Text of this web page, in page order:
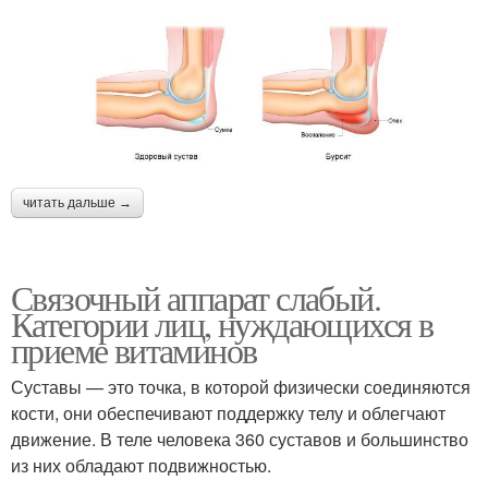
читать дальше →
Связочный аппарат слабый.
Категории лиц, нуждающихся в
приеме витаминов
Суставы — это точка, в которой физически соединяются
кости, они обеспечивают поддержку телу и облегчают
движение. В теле человека 360 суставов и большинство
из них обладают подвижностью.